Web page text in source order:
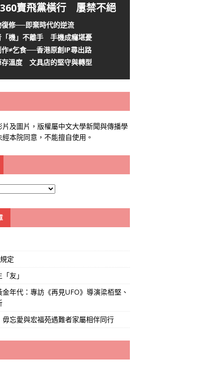
賣飛黨橫行 屢禁不絕
復修──即棄時代的逆流
「機」不離手 手機成癮堪憂
作≠乞食──香港原創IP尋出路
存溫度 文具店的堅守與轉型
片及圖片，版權屬中文大學新聞與傳播學
本院同意，不能擅自使用。
定
友」
金年代：專訪《再見UFO》導演梁栢堅、
忘愛與宏福苑遇難者家屬相伴同行